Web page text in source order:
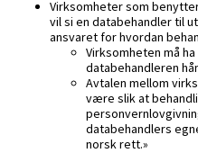
Virksomheter som
vil si en databehandler til
ansvaret for hvordan
Virksomheten må
databehandleren
Avtalen mellom
være slik at
databehandlers
norsk rett.»